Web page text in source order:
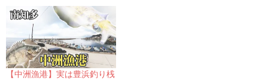
【中洲漁港】実は豊浜釣り桟